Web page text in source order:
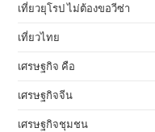
เที่ยวยุโรป ไม่ต้องขอวีซ่า
เที่ยวไทย
เศรษฐกิจ คือ
เศรษฐกิจจีน
เศรษฐกิจชุมชน